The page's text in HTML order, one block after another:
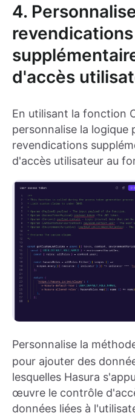
4.
revendications
d'accès
En utilisant la fonction
personnalise la logique
revendications
d'accès utilisateur au
Personnalise la
pour ajouter des
lesquelles Hasura
œuvre le contrôle
données liées à